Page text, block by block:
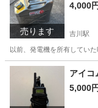
売ります
4,000円
吉川駅
以前、発電機を所有してい
埼玉 吉川市 吉川駅
アイコ
5,000円